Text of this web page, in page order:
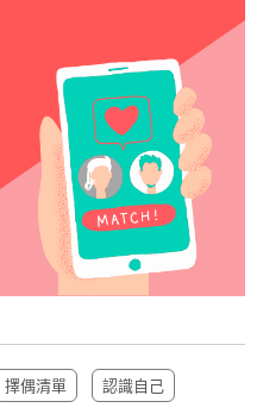
擇偶清單 認識自己